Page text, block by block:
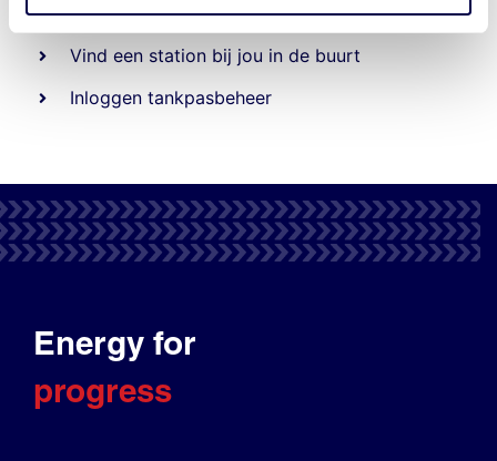
Den Hartog tank- en laadpas
Vind een station bij jou in de buurt
Inloggen tankpasbeheer
Energy for
progress